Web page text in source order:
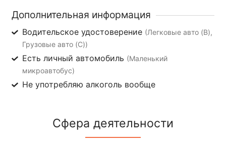
Дополнительная информация
Водительское удостоверение (Легковые авто (B),
Грузовые авто (C))
Есть личный автомобиль (Маленький
микроавтобус)
Не употребляю алкоголь вообще
Сфера деятельности